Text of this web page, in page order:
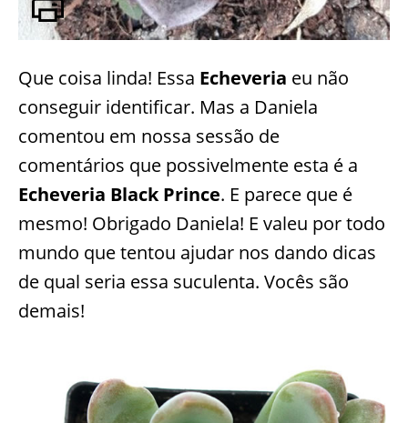
Que coisa linda! Essa Echeveria eu não
conseguir identificar. Mas a Daniela
comentou em nossa sessão de
comentários que possivelmente esta é a
Echeveria Black Prince. E parece que é
mesmo! Obrigado Daniela! E valeu por todo
mundo que tentou ajudar nos dando dicas
de qual seria essa suculenta. Vocês são
demais!